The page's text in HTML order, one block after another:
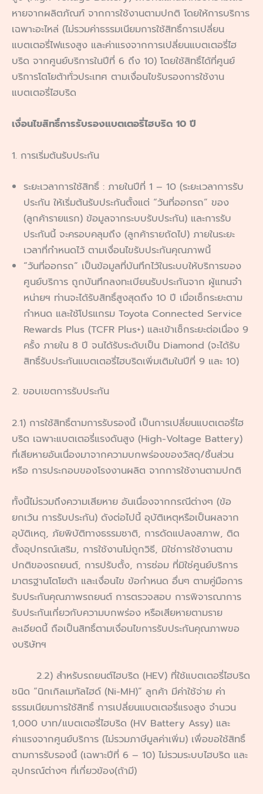
หายจากผลิตภัณฑ์ จากการใช้งานตามปกติ โดยให้การบริการ
เฉพาะอะไหล่ (ไม่รวมค่าธรรมเนียมการใช้สิทธิ์การเปลี่ยน
แบตเตอรี่ไฟแรงสูง และค่าแรงจากการเปลี่ยนแบตเตอรี่ไฮ
บริด จากศูนย์บริการในปีที่ 6 ถึง 10) โดยใช้สิทธิ์ได้ที่ศูนย์
บริการโตโยต้าทั่วประเทศ ตามเงื่อนไขรับรองการใช้งาน
แบตเตอรี่ไฮบริด
เงื่อนไขสิทธิ์การรับรองแบตเตอรี่ไฮบริด 10 ปี
1. การเริ่มต้นรับประกัน
ระยะเวลาการใช้สิทธิ์ : ภายในปีที่ 1 – 10 (ระยะเวลาการรับ
ประกัน ให้เริ่มต้นรับประกันตั้งแต่ “วันที่ออกรถ” ของ
(ลูกค้ารายแรก) ข้อมูลจากระบบรับประกัน) และการรับ
ประกันนี้ จะครอบคลุมถึง (ลูกค้ารายถัดไป) ภายในระยะ
เวลาที่กำหนดไว้ ตามเงื่อนไขรับประกันคุณภาพนี้
“วันที่ออกรถ” เป็นข้อมูลที่บันทึกไว้ในระบบให้บริการของ
ศูนย์บริการ ถูกบันทึกลงทะเบียนรับประกันจาก ผู้แทนจำ
หน่ายฯ ท่านจะได้รับสิทธิ์สูงสุดถึง 10 ปี เมื่อเช็กระยะตาม
กำหนด และใช้โปรแกรม Toyota Connected Service
Rewards Plus (TCFR Plus+) และเข้าเช็กระยะต่อเนื่อง 9
ครั้ง ภายใน 8 ปี จนได้รับระดับเป็น Diamond (จะได้รับ
สิทธิ์รับประกันแบตเตอรี่ไฮบริดเพิ่มเติมในปีที่ 9 และ 10)
2. ขอบเขตการรับประกัน
2.1) การใช้สิทธิ์ตามการรับรองนี้ เป็นการเปลี่ยนแบตเตอรี่ไฮ
บริด เฉพาะแบตเตอรี่แรงดันสูง (High-Voltage Battery)
ที่เสียหายอันเนื่องมาจากความบกพร่องของวัสดุ/ชิ้นส่วน
หรือ การประกอบของโรงงานผลิต จากการใช้งานตามปกติ
ทั้งนี้ไม่รวมถึงความเสียหาย อันเนื่องจากกรณีต่างๆ (ข้อ
ยกเว้น การรับประกัน) ดังต่อไปนี้ อุบัติเหตุหรือเป็นผลจาก
อุบัติเหตุ, ภัยพิบัติทางธรรมชาติ, การดัดแปลงสภาพ, ติด
ตั้งอุปกรณ์เสริม, การใช้งานไม่ถูกวิธี, มิใช่การใช้งานตาม
ปกติของรถยนต์, การปรับตั้ง, การซ่อม ที่มิใช่ศูนย์บริการ
มาตรฐานโตโยต้า และเงื่อนไข ข้อกำหนด อื่นๆ ตามคู่มือการ
รับประกันคุณภาพรถยนต์ การตรวจสอบ การพิจารณาการ
รับประกันเกี่ยวกับความบกพร่อง หรือเสียหายตามราย
ละเอียดนี้ ถือเป็นสิทธิ์ตามเงื่อนไขการรับประกันคุณภาพขอ
งบริษัทฯ
2.2) สำหรับรถยนต์ไฮบริด (HEV) ที่ใช้แบตเตอรี่ไฮบริด
ชนิด “นิกเกิลเมทัลไฮด์ (Ni-MH)” ลูกค้า มีค่าใช้จ่าย ค่า
ธรรมเนียมการใช้สิทธิ์ การเปลี่ยนแบตเตอรี่แรงสูง จำนวน
1,000 บาท/แบตเตอรี่ไฮบริด (HV Battery Assy) และ
ค่าแรงจากศูนย์บริการ (ไม่รวมภาษีมูลค่าเพิ่ม) เพื่อขอใช้สิทธิ์
ตามการรับรองนี้ (เฉพาะปีที่ 6 – 10) ไม่รวมระบบไฮบริด และ
อุปกรณ์ต่างๆ ที่เกี่ยวข้อง(ถ้ามี)